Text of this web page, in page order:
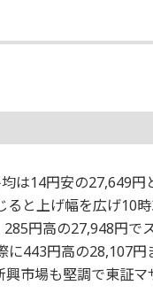
は14円安の27,649円
と上げ幅を広げ10
円高の27,948円で
443円高の28,107
市場も堅調で東証